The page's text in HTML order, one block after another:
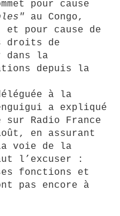
pour cause
au Congo,
pour cause de
droits de
dans la
depuis la
à la
a expliqué
Radio France
en assurant
voie de la
l’excuser :
fonctions et
pas encore à